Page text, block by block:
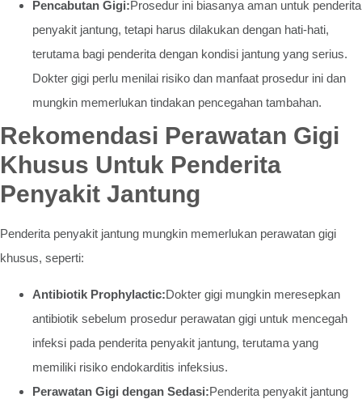
Pencabutan Gigi:Prosedur ini biasanya aman untuk penderita
penyakit jantung, tetapi harus dilakukan dengan hati-hati,
terutama bagi penderita dengan kondisi jantung yang serius.
Dokter gigi perlu menilai risiko dan manfaat prosedur ini dan
mungkin memerlukan tindakan pencegahan tambahan.
Rekomendasi Perawatan Gigi
Khusus Untuk Penderita
Penyakit Jantung
Penderita penyakit jantung mungkin memerlukan perawatan gigi
khusus, seperti:
Antibiotik Prophylactic:Dokter gigi mungkin meresepkan
antibiotik sebelum prosedur perawatan gigi untuk mencegah
infeksi pada penderita penyakit jantung, terutama yang
memiliki risiko endokarditis infeksius.
Perawatan Gigi dengan Sedasi:Penderita penyakit jantung